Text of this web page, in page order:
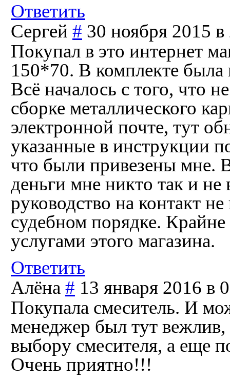
Ответить
Сергей # 30 ноября 2015
Покупал в это интернет
150*70. В комплекте была
Всё началось с того, что
сборке металлического
электронной почте, тут
указанные в инструкции
что были привезены мне.
деньги мне никто так и
руководство на контакт
судебном порядке.
услугами этого магазина.
Ответить
Алёна # 13 января 2016 в
Покупала смеситель. И
менеджер был тут
выбору смесителя, а еще
Очень приятно!!!